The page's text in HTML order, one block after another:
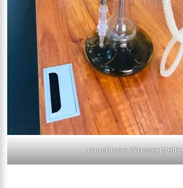
rauchlose Wasserpfeife